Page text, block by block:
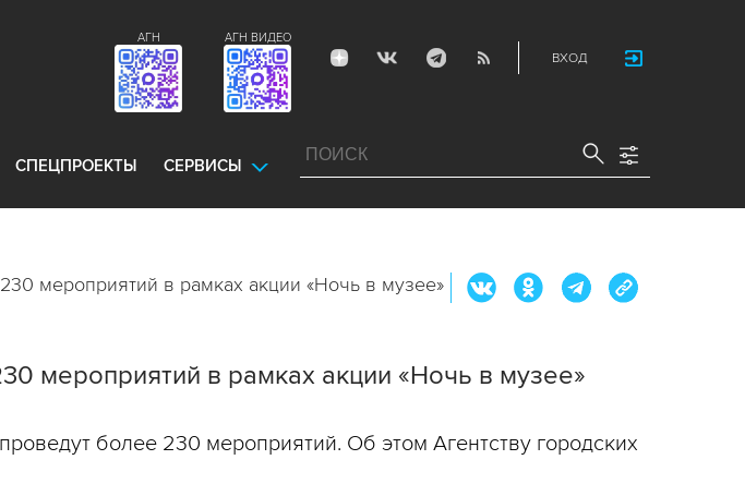
ВХОД
АГН ВИДЕО
АГН
СПЕЦПРОЕКТЫ СЕРВИСЫ
мероприятий в рамках акции «Ночь в музее»
мероприятий в рамках акции «Ночь в музее»
более 230 мероприятий. Об этом Агентству городских